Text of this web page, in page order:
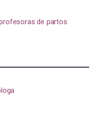
de partos